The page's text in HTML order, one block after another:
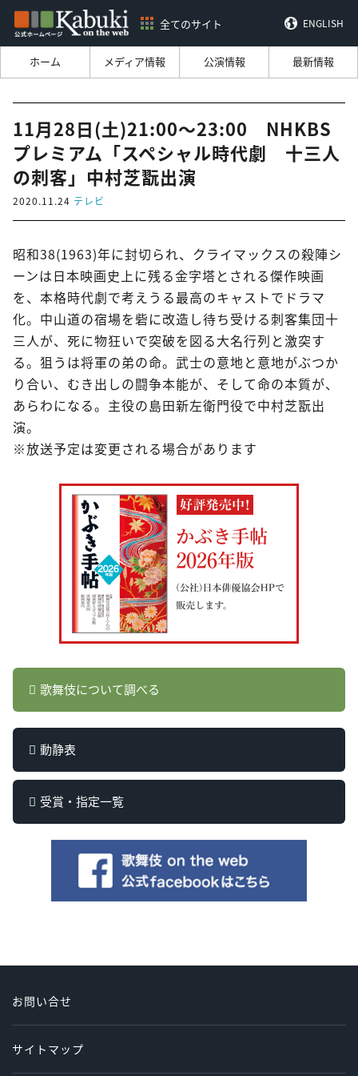
全てのサイト ENGLISH
ホーム メディア情報 公演情報 最新情報
11月28日(土)21:00～23:00 NHKBS
プレミアム「スペシャル時代劇 十三人
の刺客」中村芝翫出演
2020.11.24 テレビ
昭和38(1963)年に封切られ、クライマックスの殺陣シ
ーンは日本映画史上に残る金字塔とされる傑作映画
を、本格時代劇で考えうる最高のキャストでドラマ
化。中山道の宿場を砦に改造し待ち受ける刺客集団十
三人が、死に物狂いで突破を図る大名行列と激突す
る。狙うは将軍の弟の命。武士の意地と意地がぶつか
り合い、むき出しの闘争本能が、そして命の本質が、
あらわになる。主役の島田新左衛門役で中村芝翫出
演。
※放送予定は変更される場合があります
歌舞伎について調べる
動静表
受賞・指定一覧
お問い合せ
サイトマップ